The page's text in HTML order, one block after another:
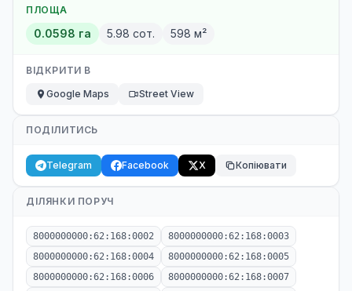
ПЛОЩА
0.0598 га 5.98 сот. 598 м²
ВІДКРИТИ В
Google Maps
Street View
ПОДІЛИТИСЬ
Telegram Facebook X Копіювати
ДІЛЯНКИ ПОРУЧ
8000000000:62:168:0002
8000000000:62:168:0003
8000000000:62:168:0004
8000000000:62:168:0005
8000000000:62:168:0006
8000000000:62:168:0007